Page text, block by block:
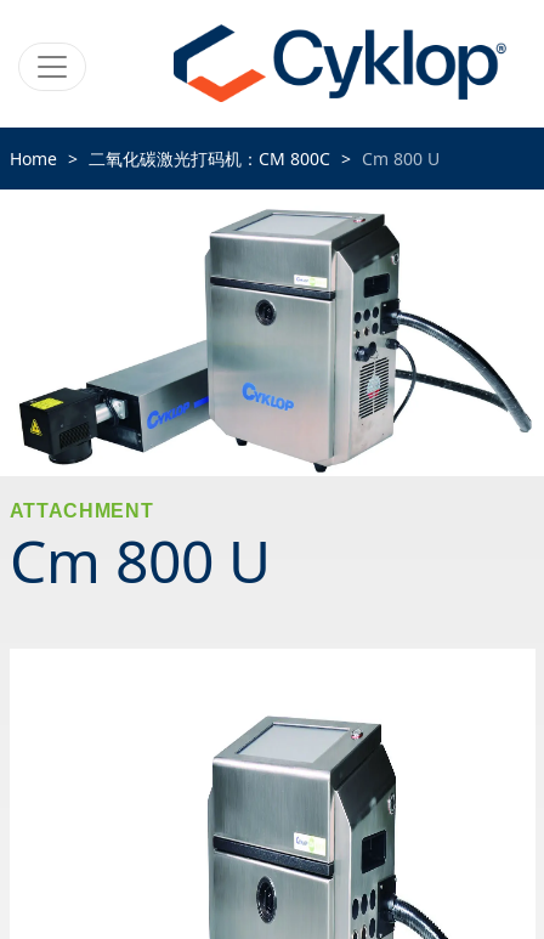
Home 二氧化碳激光打码机：CM 800C Cm 800 U
ATTACHMENT
Cm 800 U